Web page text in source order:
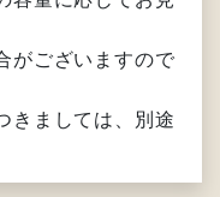
がございますので
きましては、別途